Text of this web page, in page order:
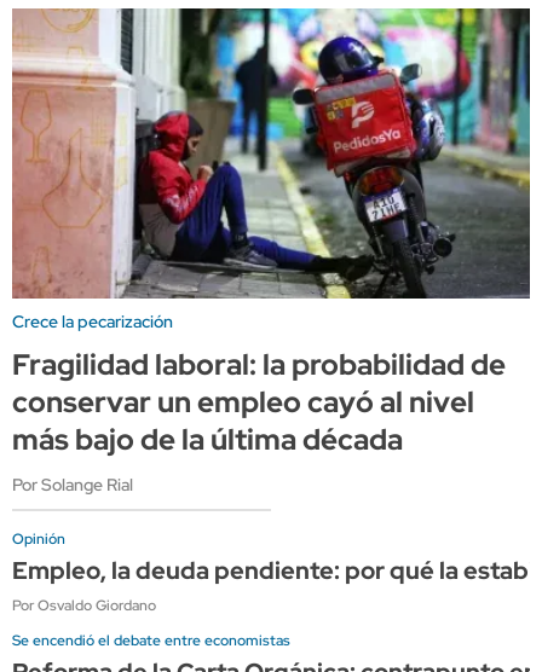
Crece la pecarización
Fragilidad laboral: la probabilidad de
conservar un empleo cayó al nivel
más bajo de la última década
Por Solange Rial
Opinión
Empleo, la deuda pendiente: por qué la
Por Osvaldo Giordano
Se encendió el debate entre economistas